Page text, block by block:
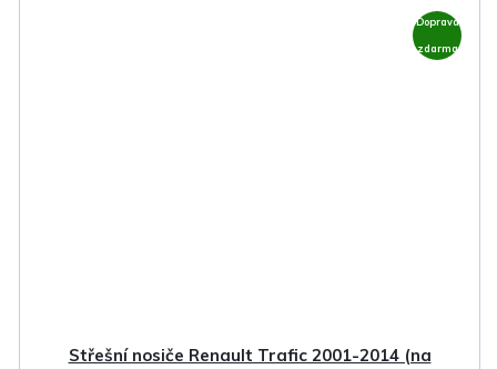
Doprava
zdarma
Střešní nosiče Renault Trafic 2001-2014 (na